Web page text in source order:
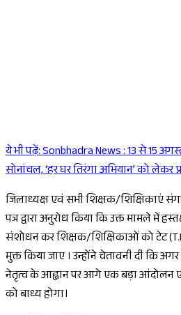
Sponsored
ये भी पढ़ें:Sonbhadra News : 13 से 15
सोनांचल, ‘हर घर तिरंगा अभियान’ को लेकर
जिलाध्यक्ष एवं सभी शिक्षक/शिक्षिकाएं
पत्र द्वारा अनुरोध किया कि उक्त मामले में
संशोधन कर शिक्षक/शिक्षिकाओं को टेट
मुक्त किया जाए । उन्होंने चेतावनी दी कि
नेतृत्व के आह्वान पर आगे एक बड़ा आंदोलन
को बाध्य होगा।